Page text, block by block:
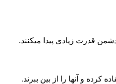
قدرت زیادی پیدا میکنند.
و آنها را از بین ببرند.